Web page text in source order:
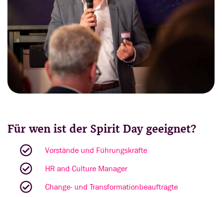
Für wen ist der Spirit Day geeignet?
Vorstände und Führungskräfte
HR and Culture Manager
Change- und Transformationbeauftragte